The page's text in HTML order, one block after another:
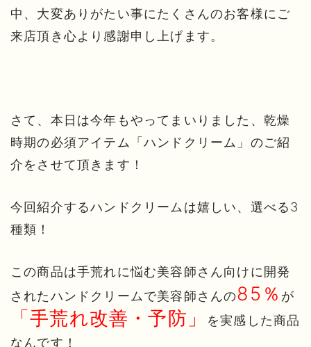
中、大変ありがたい事にたくさんのお客様にご
来店頂き心より感謝申し上げます。
さて、本日は今年もやってまいりました、乾燥
時期の必須アイテム「ハンドクリーム」のご紹
介をさせて頂きます！
今回紹介するハンドクリームは嬉しい、選べる3
種類！
この商品は手荒れに悩む美容師さん向けに開発
されたハンドクリームで美容師さんの85％ が
「手荒れ改善・予防」
を実感した商品
なんです！